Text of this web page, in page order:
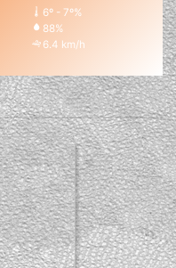
6º - 7º%
88%
6.4 km/h